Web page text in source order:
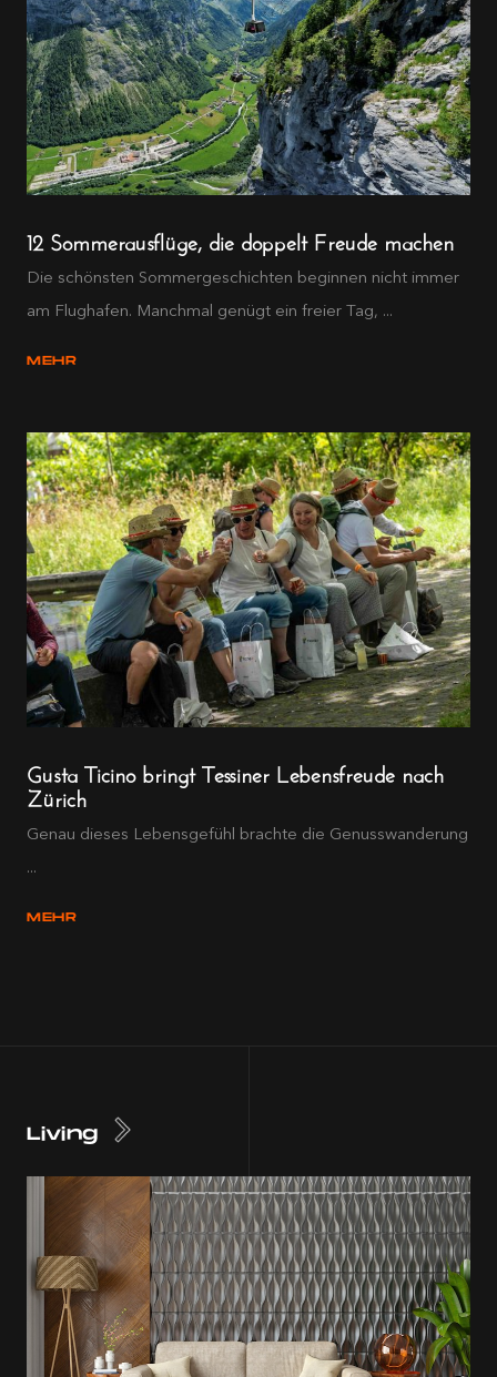
12 Sommerausflüge, die doppelt Freude machen
Die schönsten Sommergeschichten beginnen nicht immer
am Flughafen. Manchmal genügt ein freier Tag, ...
MEHR
Gusta Ticino bringt Tessiner Lebensfreude nach
Zürich
Genau dieses Lebensgefühl brachte die Genusswanderung
...
MEHR
Living